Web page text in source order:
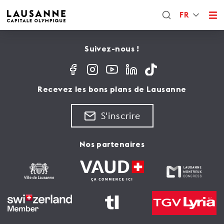
FR
Suivez-nous !
Recevez les bons plans de Lausanne
S'inscrire
Nos partenaires